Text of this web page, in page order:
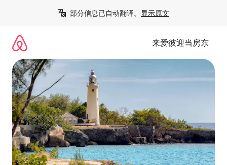
部分信息已自动翻译。 显示原文
来爱彼迎当房东